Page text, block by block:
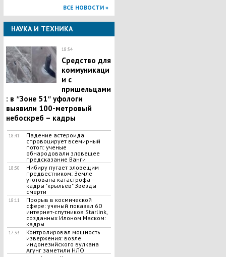
ВСЕ НОВОСТИ »
НАУКА И ТЕХНИКА
18:54
Средство для
коммуникаци
и с
пришельцами
: в ʺЗоне 51ʺ уфологи
выявили 100-метровый
небоскреб – кадры
18:41
Падение астероида
спровоцирует всемирный
потоп: ученые
обнародовали зловещее
предсказание Ванги
18:30
​Нибиру пугает зловещим
предвестником: Земле
уготована катастрофа –
кадры "крыльев" Звезды
смерти
18:11
Прорыв в космической
сфере: ученый показал 60
интернет-спутников Starlink,
созданных Илоном Маском:
кадры
17:33
Контролировал мощность
извержения: возле
индонезийского вулкана
Агунг заметили НЛО